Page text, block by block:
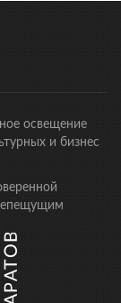
освещение
и бизнес